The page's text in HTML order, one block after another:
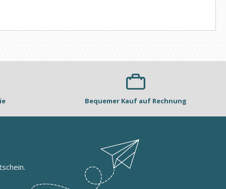
Bequemer Kauf auf Rechnung